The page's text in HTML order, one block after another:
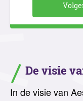
De visie
In de visie van